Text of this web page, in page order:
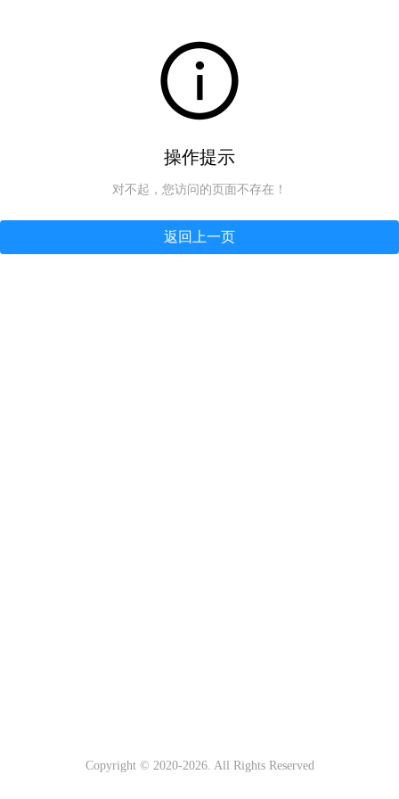
操作提示
对不起，您访问的页面不存在！
返回上一页
Copyright © 2020-2026. All Rights Reserved